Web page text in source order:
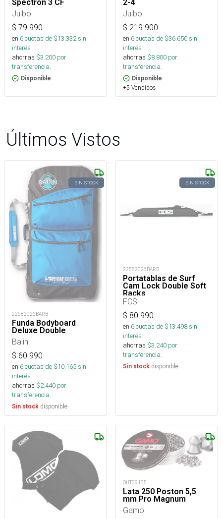
Spectron 3 CF
Julbo
$ 79.990
en 6cuotas de $13.332sin
interés
ahorras $3.200 por
transferencia.
Disponible
2-4
Julbo
$ 219.900
en 6cuotas de $36.650sin
interés
ahorras $8.800 por
transferencia.
Disponible
+5 Vendidos
Últimos Vistos
SIN STOCK
22682026BARB
Funda Bodyboard
Deluxe Double
Balin
$ 60.990
en 6cuotas de $10.165sin
interés
ahorras $2.440 por
transferencia.
Sin stock disponible
SIN STOCK
22582026BARB
Portatablas de Surf
Cam Lock Double Soft
Racks
FCS
$ 80.990
en 6cuotas de $13.498sin
interés
ahorras $3.240 por
transferencia.
Sin stock disponible
OUT39135
Lata 250 Poston 5,5
mm Pro Magnum
Gamo